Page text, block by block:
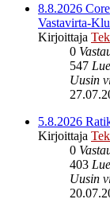
8.8.2026
Vastavirta-
Kirjoittaja
0
547
Uusin
5.8.2026
Kirjoittaja
0
403
Uusin